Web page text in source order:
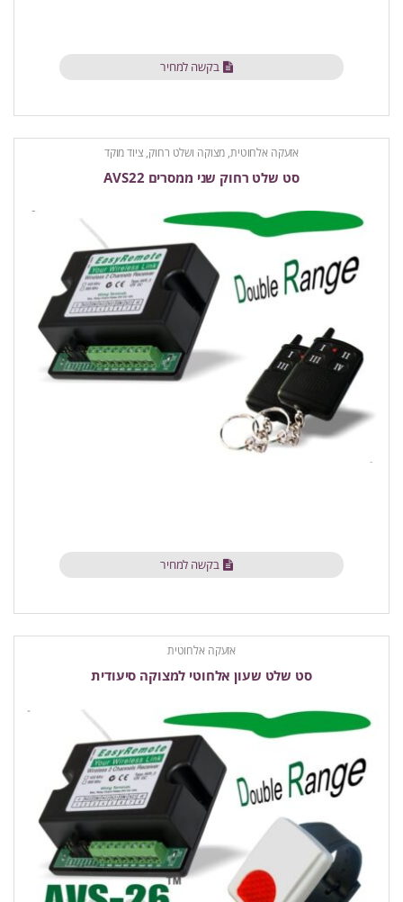
בקשה למחיר
אזעקה אלחוטית, מצוקה ושלט רחוק, ציוד מוקד
סט שלט רחוק שני ממסרים AVS22
בקשה למחיר
אזעקה אלחוטית
סט שלט שעון אלחוטי למצוקה סיעודית